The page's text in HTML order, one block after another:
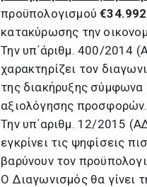
προϋπολογισμού
κατακύρωσης την
Την υπ΄άριθμ. 400/2014
χαρακτηρίζει τον
της διακήρυξης σύμφωνα
αξιολόγησης προσφορών.
Την υπ΄αριθμ. 12/2015
εγκρίνει τις ψηφίσεις
βαρύνουν τον
Ο Διαγωνισμός θα γίνει